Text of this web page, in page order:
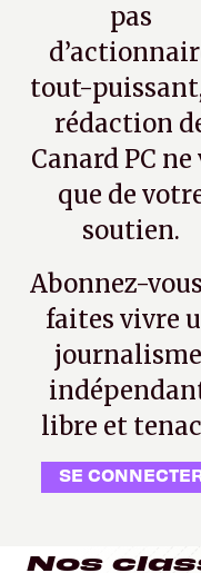
pas
tout-
rédaction
Canard PC
que de
soutien.
Abonnez-
faites vivre
libre et
SE
Nos